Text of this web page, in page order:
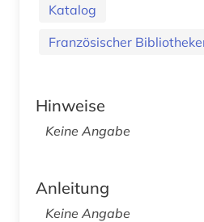
Katalog
Französischer
Hinweise
Keine Angabe
Anleitung
Keine Angabe